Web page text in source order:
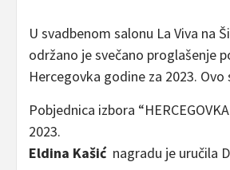
U svadbenom salonu La Viva na
održano je svečano proglašenje
Hercegovka godine za 2023. Ovo
Pobjednica izbora
2023.
Eldina Kašić nagradu je uručila